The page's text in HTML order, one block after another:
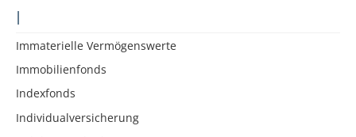
I
Immaterielle Vermögenswerte
Immobilienfonds
Indexfonds
Individualversicherung